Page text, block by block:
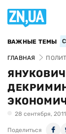
ВАЖНЫЕ ТЕМЫ
ГЛАВНАЯ
28 сентября,
Поделиться